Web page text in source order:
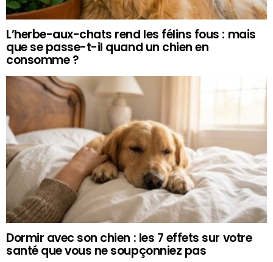
L’herbe-aux-chats rend les félins fous : mais
que se passe-t-il quand un chien en
consomme ?
Dormir avec son chien : les 7 effets sur votre
santé que vous ne soupçonniez pas